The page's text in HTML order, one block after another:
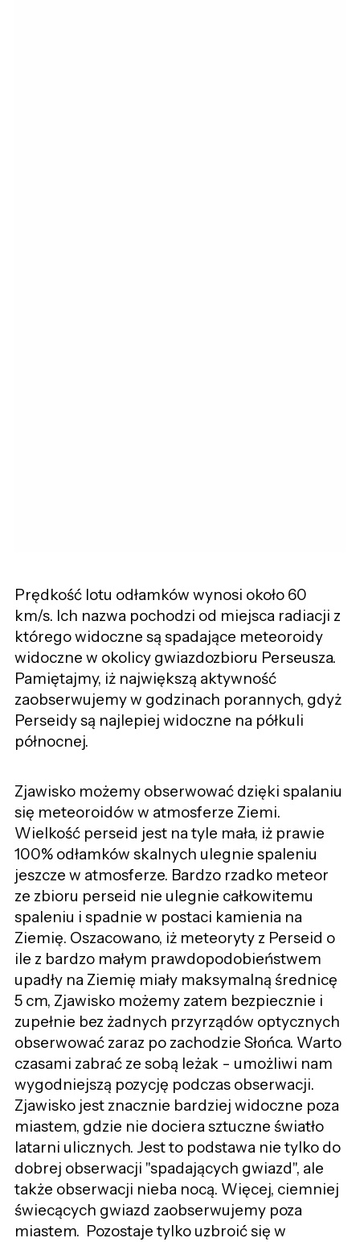
Prędkość lotu odłamków wynosi około 60
km/s. Ich nazwa pochodzi od miejsca radiacji z
którego widoczne są spadające meteoroidy
widoczne w okolicy gwiazdozbioru Perseusza.
Pamiętajmy, iż największą aktywność
zaobserwujemy w godzinach porannych, gdyż
Perseidy są najlepiej widoczne na półkuli
północnej.
Zjawisko możemy obserwować dzięki spalaniu
się meteoroidów w atmosferze Ziemi.
Wielkość perseid jest na tyle mała, iż prawie
100% odłamków skalnych ulegnie spaleniu
jeszcze w atmosferze. Bardzo rzadko meteor
ze zbioru perseid nie ulegnie całkowitemu
spaleniu i spadnie w postaci kamienia na
Ziemię. Oszacowano, iż meteoryty z Perseid o
ile z bardzo małym prawdopodobieństwem
upadły na Ziemię miały maksymalną średnicę
5 cm, Zjawisko możemy zatem bezpiecznie i
zupełnie bez żadnych przyrządów optycznych
obserwować zaraz po zachodzie Słońca. Warto
czasami zabrać ze sobą leżak - umożliwi nam
wygodniejszą pozycję podczas obserwacji.
Zjawisko jest znacznie bardziej widoczne poza
miastem, gdzie nie dociera sztuczne światło
latarni ulicznych. Jest to podstawa nie tylko do
dobrej obserwacji "spadających gwiazd", ale
także obserwacji nieba nocą. Więcej, ciemniej
świecących gwiazd zaobserwujemy poza
miastem. Pozostaje tylko uzbroić się w